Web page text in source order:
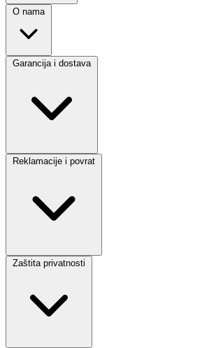
O nama
Garancija i dostava
Reklamacije i povrat
Zaštita privatnosti